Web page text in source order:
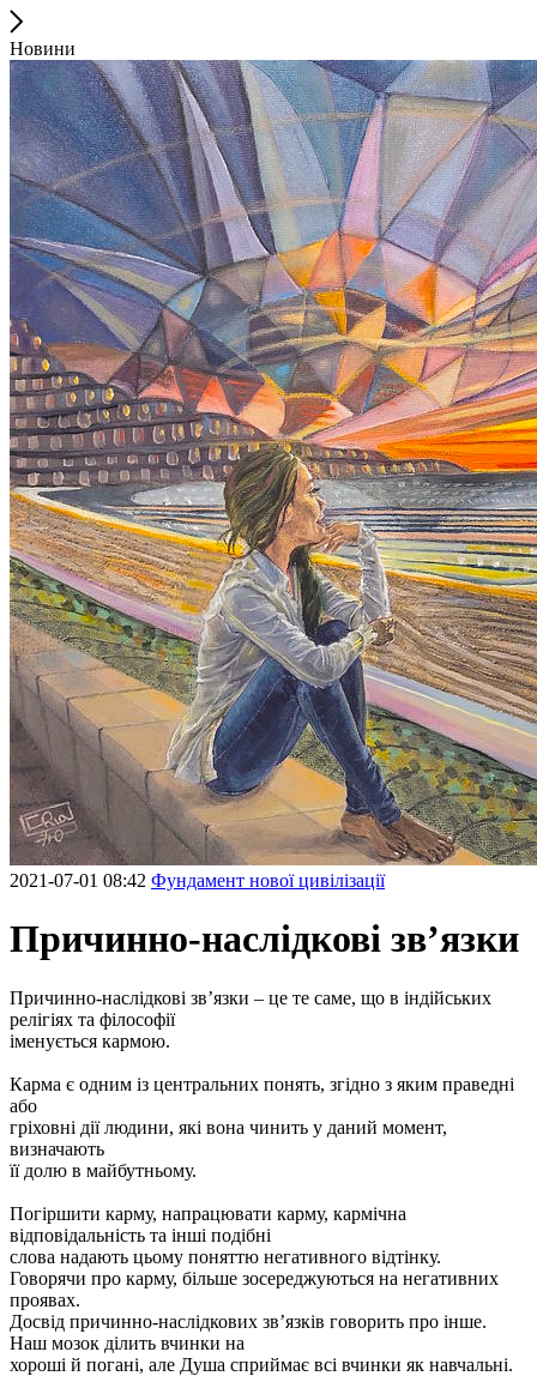
Новини
2021-07-01 08:42 Фундамент нової цивілізації
Причинно-наслідкові зв’язки
Причинно-наслідкові зв’язки – це те саме, що в індійських
релігіях та філософії
іменується кармою.
Карма є одним із центральних понять, згідно з яким праведні
або
гріховні дії людини, які вона чинить у даний момент,
визначають
її долю в майбутньому.
Погіршити карму, напрацювати карму, кармічна
відповідальність та інші подібні
слова надають цьому поняттю негативного відтінку.
Говорячи про карму, більше зосереджуються на негативних
проявах.
Досвід причинно-наслідкових зв’язків говорить про інше.
Наш мозок ділить вчинки на
хороші й погані, але Душа сприймає всі вчинки як навчальні.